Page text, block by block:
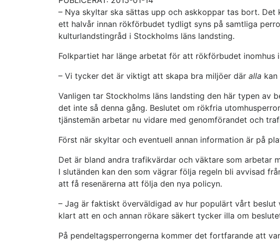
– Nya skyltar ska sättas upp och askkoppar tas bort.
ett halvår innan rökförbudet tydligt syns på samtliga
kulturlandstingråd i Stockholms läns landsting.
Folkpartiet har länge arbetat för att rökförbudet inomhus
– Vi tycker det är viktigt att skapa bra miljöer där alla kan
Vanligen tar Stockholms läns landsting den här typen av
det inte så denna gång. Beslutet om rökfria
tjänstemän arbetar nu vidare med genomförandet och
Först när skyltar och eventuell annan information är på
Det är bland andra trafikvärdar och väktare som arbetar
I slutänden kan den som vägrar följa regeln bli avvisad
att få resenärerna att följa den nya policyn.
– Jag är faktiskt överväldigad av hur populärt vårt
klart att en och annan rökare säkert tycker illa om
På pendeltagsperrongerna kommer det fortfarande att